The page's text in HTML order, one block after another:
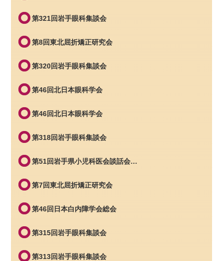
第321回岩手眼科集談会
第8回東北屈折矯正研究会
第320回岩手眼科集談会
第46回北日本眼科学会
第46回北日本眼科学会
第318回岩手眼科集談会
第51回岩手県小児科医会談話会…
第7回東北屈折矯正研究会
第46回日本白内障学会総会
第315回岩手眼科集談会
第313回岩手眼科集談会